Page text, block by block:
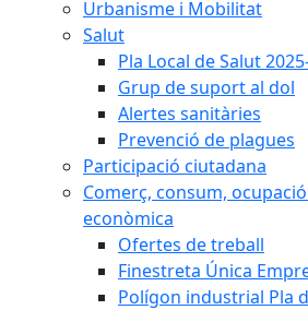
Urbanisme i Mobilitat
Salut
Pla Local de Salut
Grup de suport al dol
Alertes sanitàries
Prevenció de plagues
Participació ciutadana
Comerç, consum,
econòmica
Ofertes de treball
Finestreta Única
Polígon industrial Pla